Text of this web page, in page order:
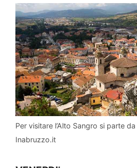
Per visitare l’Alto Sangro si parte
Inabruzzo.it